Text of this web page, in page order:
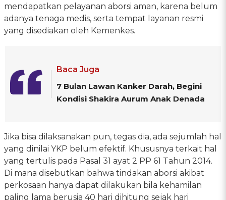
mendapatkan pelayanan aborsi aman, karena belum
adanya tenaga medis, serta tempat layanan resmi
yang disediakan oleh Kemenkes.
Baca Juga
7 Bulan Lawan Kanker Darah, Begini
Kondisi Shakira Aurum Anak Denada
Jika bisa dilaksanakan pun, tegas dia, ada sejumlah hal
yang dinilai YKP belum efektif. Khususnya terkait hal
yang tertulis pada Pasal 31 ayat 2 PP 61 Tahun 2014.
Di mana disebutkan bahwa tindakan aborsi akibat
perkosaan hanya dapat dilakukan bila kehamilan
paling lama berusia 40 hari dihitung sejak hari